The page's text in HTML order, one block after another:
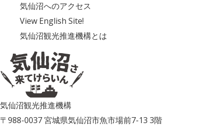
気仙沼へのアクセス
View English Site!
気仙沼観光推進機構とは
気仙沼観光推進機構
〒988-0037 宮城県気仙沼市魚市場前7-13 3階